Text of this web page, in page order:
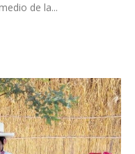
de la...